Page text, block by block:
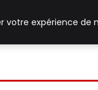
votre expérience